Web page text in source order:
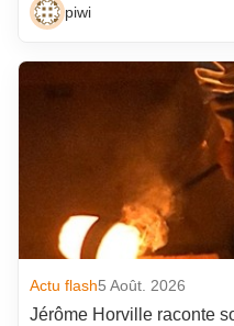
piwi
Actu flash5 Août. 2026
Jérôme Horville raconte